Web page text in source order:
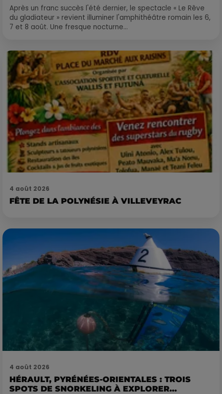
Après un franc succès l'été dernier, le spectacle « Le Rêve
du gladiateur » revient illuminer l'amphithéâtre romain les 6,
7 et 8 août. Une fresque nocturne...
4 août 2026
FÊTE DE LA POLYNÉSIE À VILLEVEYRAC
4 août 2026
HÉRAULT, PYRÉNÉES-ORIENTALES : TROIS
SPOTS DE SNORKELING À EXPLORER...